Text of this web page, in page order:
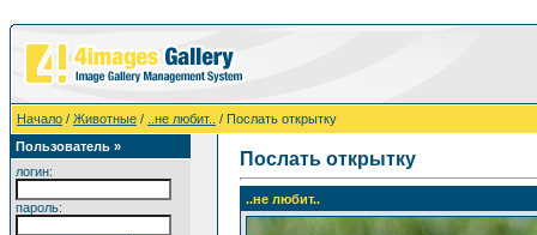
Начало / Животные / ..не любит..
/ Послать открытку
Пользователь »
логин:
пароль:
Послать открытку
..не любит..